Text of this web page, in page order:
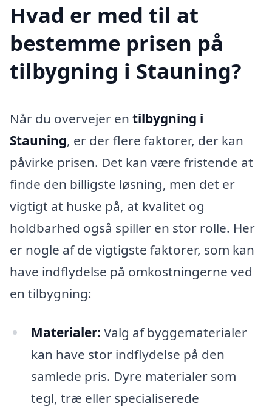
Hvad er med til at
bestemme prisen på
tilbygning i Stauning?
Når du overvejer en tilbygning i
Stauning, er der flere faktorer, der kan
påvirke prisen. Det kan være fristende at
finde den billigste løsning, men det er
vigtigt at huske på, at kvalitet og
holdbarhed også spiller en stor rolle. Her
er nogle af de vigtigste faktorer, som kan
have indflydelse på omkostningerne ved
en tilbygning:
Materialer: Valg af byggematerialer
kan have stor indflydelse på den
samlede pris. Dyre materialer som
tegl, træ eller specialiserede